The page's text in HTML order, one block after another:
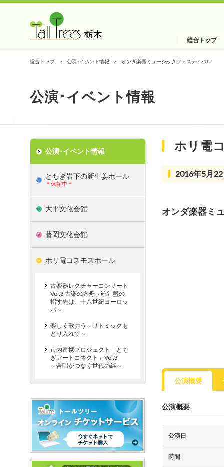
総合トップ
総合トップ 公演･イベント情報 オンダ楽器ミュージックフェスティバル
公演･イベント情報
ホリ電
2016年5月
オンダ楽器ミ
公演概要
公演概要
公演日
時間
公演･イベント情報
とちぎ岩下の新⽣姜ホール
＊休館中＊
大平文化会館
藤岡文化会館
ホリ電コスモスホール
古楽器レクチャーコンサート
Vol.3 古楽の方舟～羅針盤の
指す先は、十八世紀ヨーロッ
パ～
楽しく歌おう～リトミックも
とり入れて～
市内連携プロジェクト「とち
ぎアートコネクト」Vol.3
～合唱がつなぐ世代の絆～